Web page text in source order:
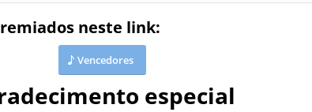
neste link:
Vencedores
especial